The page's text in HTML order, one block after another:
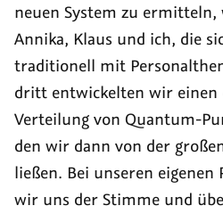
neuen System zu ermitteln,
Annika, Klaus und ich, die
traditionell mit
dritt entwickelten wir einen
Verteilung von Quantum-
den wir dann von der
ließen. Bei unseren
wir uns der Stimme und